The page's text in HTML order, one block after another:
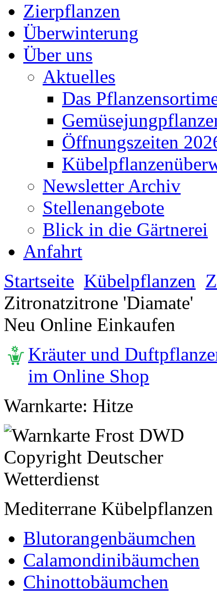
Zierpflanzen
Überwinterung
Über uns
Aktuelles
Das
Öffnungszeiten
Newsletter Archiv
Stellenangebote
Blick in die Gärtnerei
Anfahrt
Startseite Kübelpflanzen
Zitronatzitrone 'Diamate'
Neu Online Einkaufen
Kräuter und
im Online Shop
Warnkarte: Hitze
Mediterrane Kübelpflanzen
Blutorangenbäumchen
Calamondinibäumchen
Chinottobäumchen